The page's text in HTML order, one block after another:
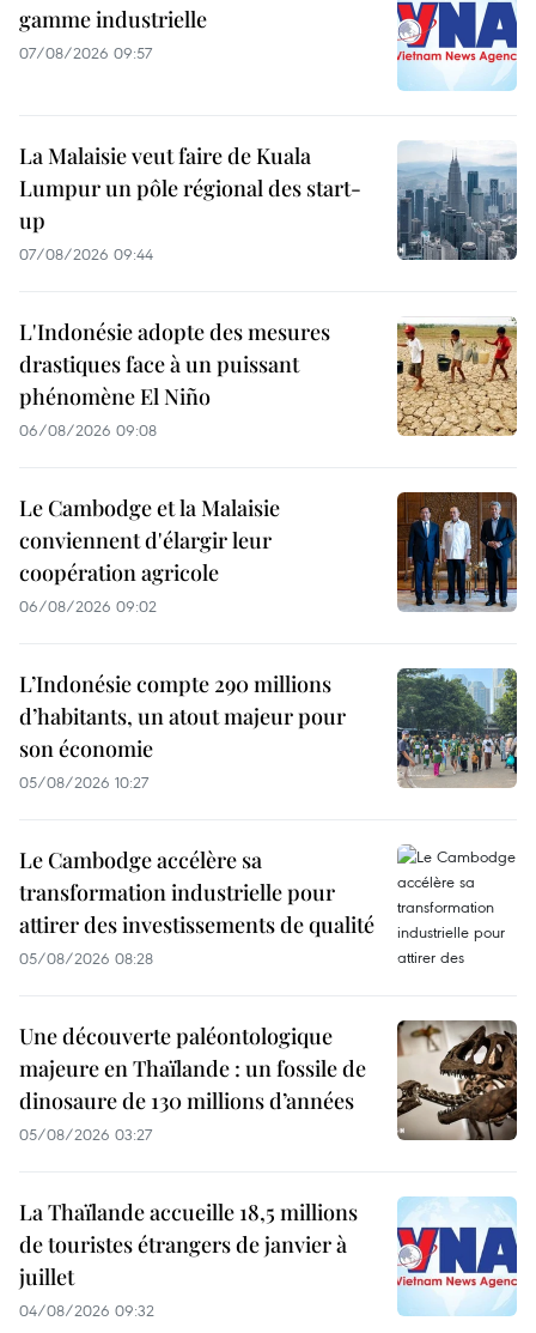
gamme industrielle
07/08/2026 09:57
La Malaisie veut faire de Kuala
Lumpur un pôle régional des start-
up
07/08/2026 09:44
L'Indonésie adopte des mesures
drastiques face à un puissant
phénomène El Niño
06/08/2026 09:08
Le Cambodge et la Malaisie
conviennent d'élargir leur
coopération agricole
06/08/2026 09:02
L’Indonésie compte 290 millions
d’habitants, un atout majeur pour
son économie
05/08/2026 10:27
Le Cambodge accélère sa
transformation industrielle pour
attirer des investissements de qualité
05/08/2026 08:28
Une découverte paléontologique
majeure en Thaïlande : un fossile de
dinosaure de 130 millions d’années
05/08/2026 03:27
La Thaïlande accueille 18,5 millions
de touristes étrangers de janvier à
juillet
04/08/2026 09:32